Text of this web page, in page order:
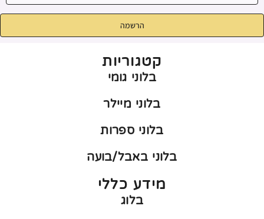
הרשמה
קטגוריות
בלוני גומי
בלוני מיילר
בלוני ספרות
בלוני באבל/בועה
מידע כללי
בלוג